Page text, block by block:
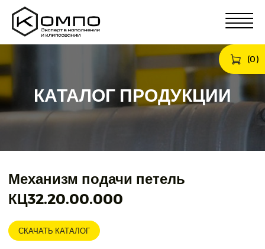
(0)
КАТАЛОГ ПРОДУКЦИИ
Механизм подачи петель
КЦ32.20.00.000
СКАЧАТЬ КАТАЛОГ